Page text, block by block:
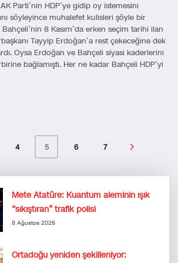
Parti’nin HDP’ye gidip oy istemesini
söyleyince muhalefet kulisleri şöyle bir
8 Kasım’da erken seçim tarihi ilan
Tayyip Erdoğan’a rest çekeceğine dek
Oysa Erdoğan ve Bahçeli siyasi kaderlerini
bağlamıştı. Her ne kadar Bahçeli HDP’yi
4 5 6 7
Mete Atatüre: Kuantum aleminin ışık
“sıkıştıran” trafik polisi
8 Ağustos 2026
Ortadoğu yeniden şekilleniyor: